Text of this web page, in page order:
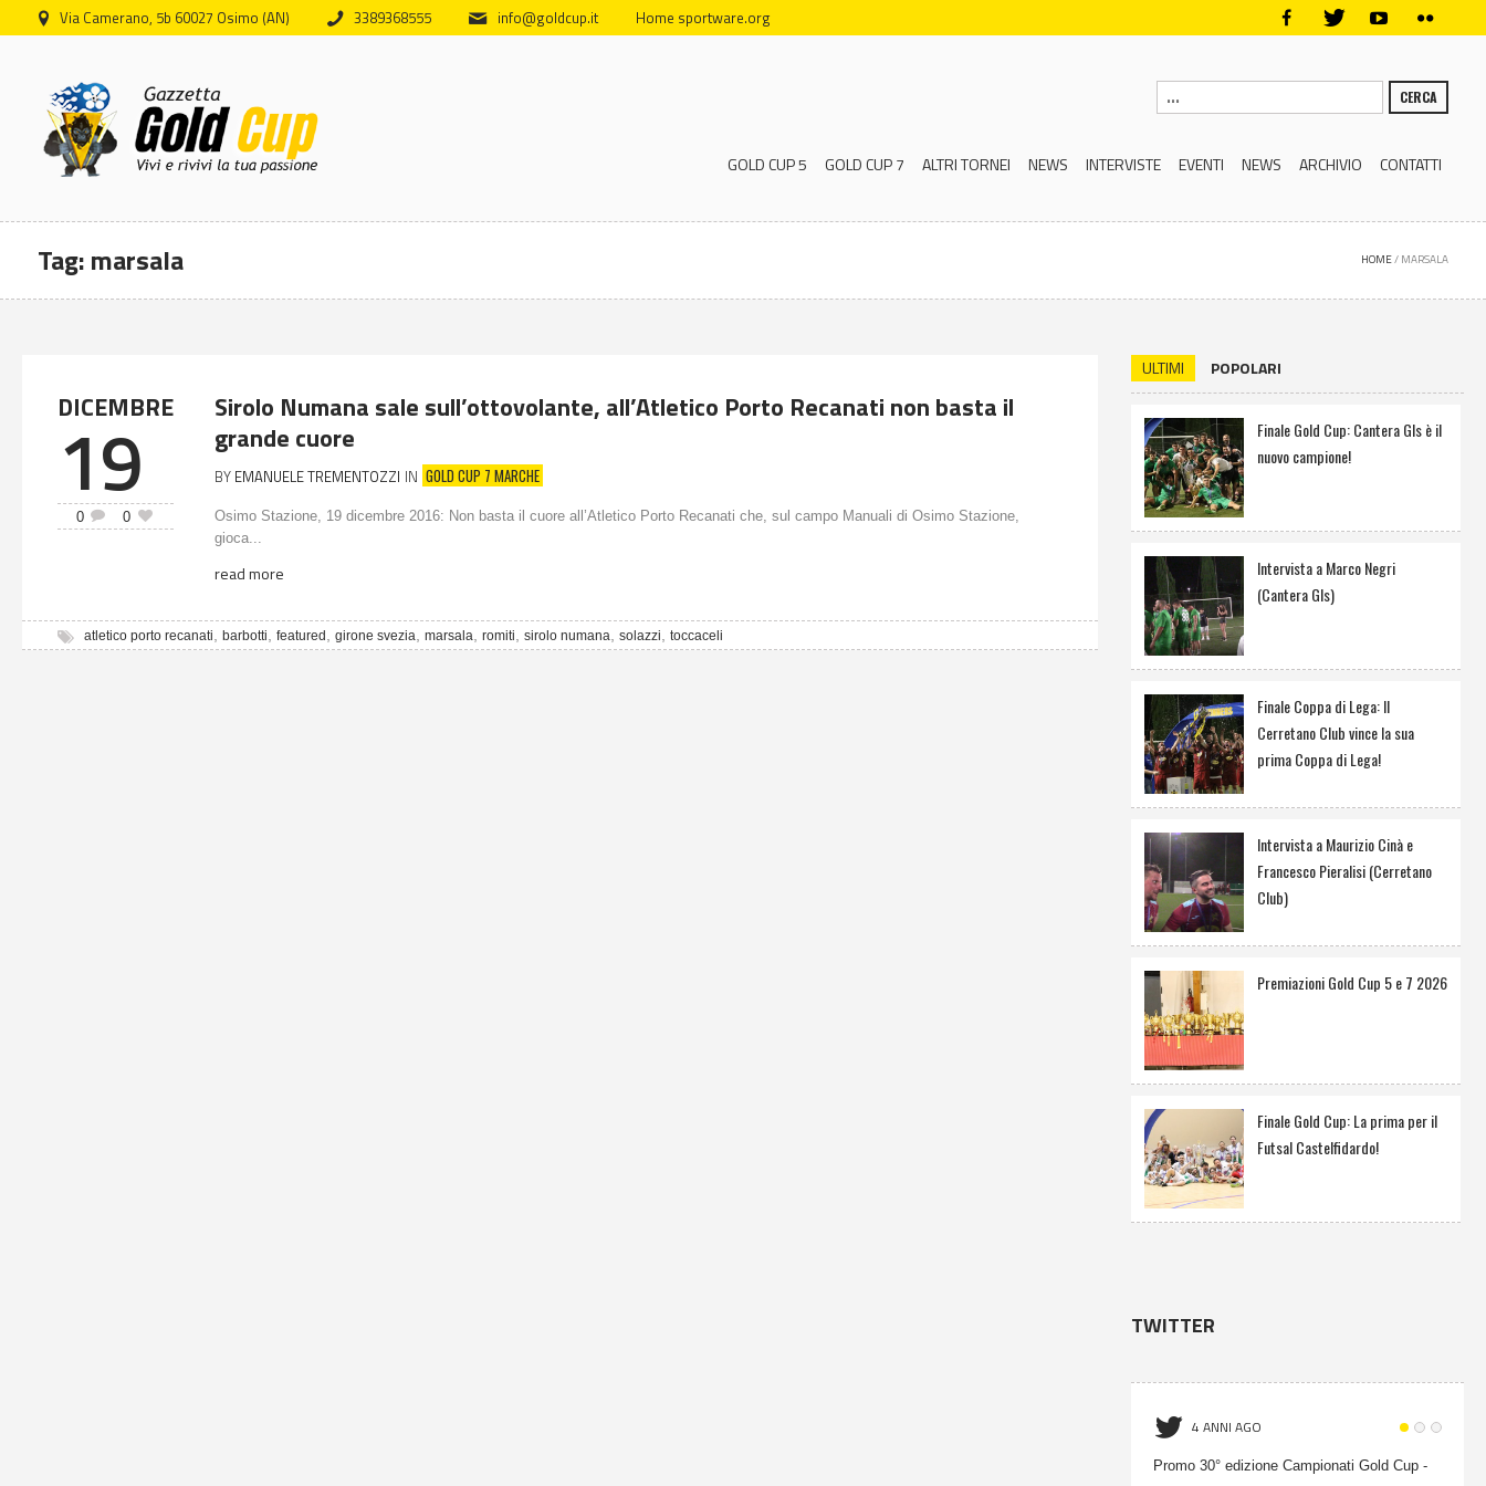
Via Camerano, 5b 60027 Osimo (AN) 3389368555 info@goldcup.it Home sportware.org
CERCA
GOLD CUP 5 GOLD CUP 7 ALTRI TORNEI NEWS INTERVISTE EVENTI NEWS ARCHIVIO CONTATTI
Tag:marsala HOME/ MARSALA
DICEMBRE
19
0 0
Sirolo Numana sale sull’ottovolante, all’Atletico Porto Recanati non basta il
grande cuore
BY EMANUELE TREMENTOZZI IN GOLD CUP 7 MARCHE
Osimo Stazione, 19 dicembre 2016: Non basta il cuore all’Atletico Porto Recanati che, sul campo Manuali di Osimo Stazione,
gioca...
read more
atletico porto recanati, barbotti, featured , girone svezia, marsala, romiti, sirolo numana, solazzi, toccaceli
ULTIMI POPOLARI
Finale Gold Cup: Cantera Gls è il
nuovo campione!
Intervista a Marco Negri
(Cantera Gls)
Finale Coppa di Lega: Il
Cerretano Club vince la sua
prima Coppa di Lega!
Intervista a Maurizio Cinà e
Francesco Pieralisi (Cerretano
Club)
Premiazioni Gold Cup 5 e 7 2026
Finale Gold Cup: La prima per il
Futsal Castelfidardo!
TWITTER
4 ANNI AGO
Promo 30° edizione Campionati Gold Cup -